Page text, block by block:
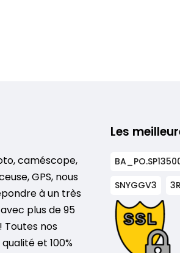
caméscope,
GPS, nous
à un très
plus de 95
Toutes nos
et 100%
Les
SNYGGV3